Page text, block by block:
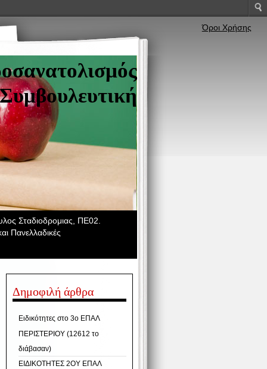
Σταδιοδρομιας, ΠΕ02.
Πανελλαδικές
Δημοφιλή άρθρα
Ειδικότητες στο 3ο ΕΠΑΛ
ΠΕΡΙΣΤΕΡΙΟΥ (12612 το
διάβασαν)
ΕΙΔΙΚΟΤΗΤΕΣ 2ΟΥ ΕΠΑΛ
Όροι Χρήσης